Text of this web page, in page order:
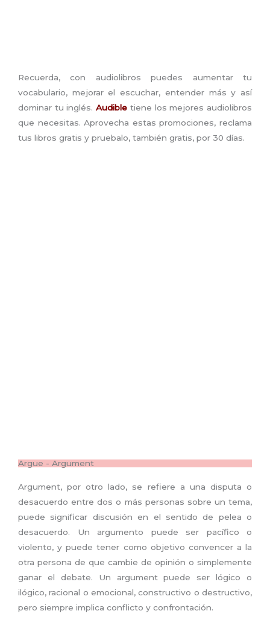
Recuerda, con audiolibros puedes aumentar tu
vocabulario, mejorar el escuchar, entender más y así
dominar tu inglés.Audible tiene los mejores audiolibros
que necesitas. Aprovecha estas promociones, reclama
tus libros gratis y pruebalo, también gratis, por 30 días.
Argue - Argument
Argument, por otro lado, se refiere a una disputa o
desacuerdo entre dos o más personas sobre un tema,
puede significar discusión en el sentido de pelea o
desacuerdo. Un argumento puede ser pacífico o
violento, y puede tener como objetivo convencer a la
otra persona de que cambie de opinión o simplemente
ganar el debate. Un argument puede ser lógico o
ilógico, racional o emocional, constructivo o destructivo,
pero siempre implica conflicto y confrontación.